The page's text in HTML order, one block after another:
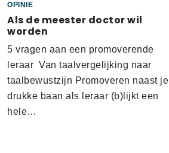
OPINIE
Als de meester doctor wil
worden
5 vragen aan een promoverende
leraar Van taalvergelijking naar
taalbewustzijn Promoveren naast je
drukke baan als leraar (b)lijkt een
hele…